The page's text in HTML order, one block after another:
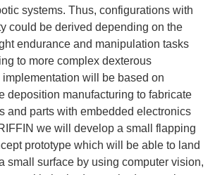
systems. Thus, configurations with
could be derived depending on the
endurance and manipulation tasks
to more complex dexterous
will be based on
deposition manufacturing to fabricate
and parts with embedded electronics
we will develop a small flapping
prototype which will be able to land
small surface by using computer vision,